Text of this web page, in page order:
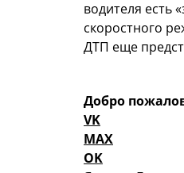
водителя есть
скоростного
ДТП еще
Добро
VK
MAX
OK